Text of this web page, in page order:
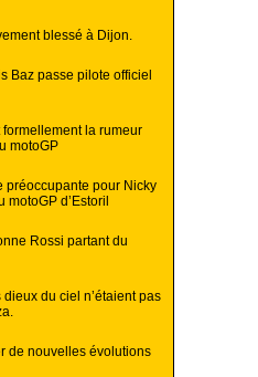
blessé à Dijon.
Baz passe pilote officiel
la rumeur
motoGP
préoccupante pour Nicky
d’Estoril
Rossi partant du
du ciel n’étaient pas
de nouvelles évolutions